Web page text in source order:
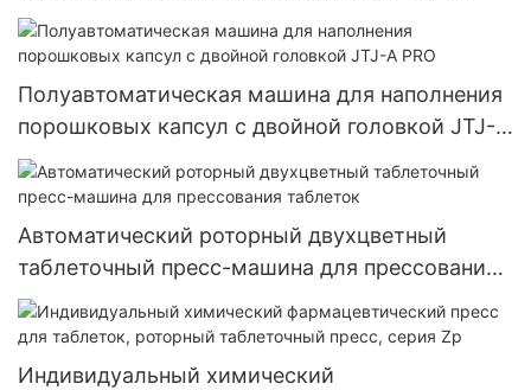
травами
Полуавтоматическая машина для наполнения
порошковых капсул с двойной головкой JTJ-A
PRO
Автоматический роторный двухцветный
таблеточный пресс-машина для прессования
таблеток
Индивидуальный химический